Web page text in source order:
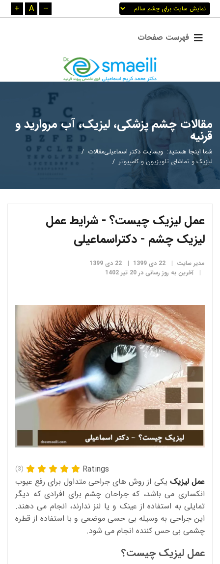
+ A --
مقالات چشم پزشکی، لیزیک، آب مروارید و
قرنیه
شما اینجا هستید: وبسایت دکتر اسماعیلیمقالات
لیزیک و تماشای تلویزیون و کامپیوتر
عمل لیزیک چیست؟ - شرایط عمل
لیزیک چشم - دکتراسماعیلی
مدیر سایت 22 دی 1399
22 دی 1399
آخرین به روز رسانی در 20 تیر 1402
Ratings
(3)
عمل لیزیک یکی از روش های جراحی متداول برای رفع عیوب
انکساری می باشد، که جراحان چشم برای افرادی که دیگر
تمایلی به استفاده از عینک و یا لنز ندارند، انجام می دهند.
این جراحی به وسیله بی حسی موضعی و با استفاده از قطره
چشمی بی حس کننده انجام می شود.
عمل لیزیک چیست؟